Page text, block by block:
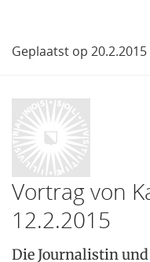
Geplaatst op 20.2.2015
Vortrag von
12.2.2015
Die Journalistin